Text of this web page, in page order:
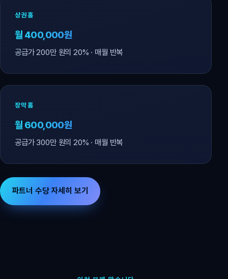
상권홈
월 400,000원
공급가 200만 원의 20% · 매월 반복
장악홈
월 600,000원
공급가 300만 원의 20% · 매월 반복
파트너 수당 자세히 보기